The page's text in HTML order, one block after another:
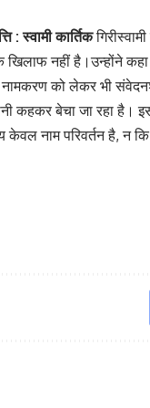
: स्वामी कार्तिक
खिलाफ नहीं है।उन्होंने
नामकरण को लेकर भी
कहकर बेचा जा रहा
नाम परिवर्तन है, न कि